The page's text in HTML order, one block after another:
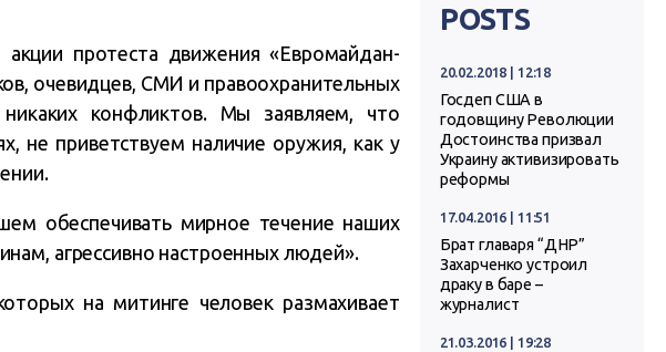
протеста движения «Евромайдан-
очевидцев, СМИ и правоохранительных
конфликтов. Мы заявляем, что
не приветствуем наличие оружия, как у
обеспечивать мирное течение наших
агрессивно настроенных людей».
на митинге человек размахивает
POSTS
20.02.2018 | 12:18
Госдеп США в
годовщину Революции
Достоинства призвал
Украину активизировать
реформы
17.04.2016 | 11:51
Брат главаря “ДНР”
Захарченко устроил
драку в баре –
журналист
21.03.2016 | 19:28